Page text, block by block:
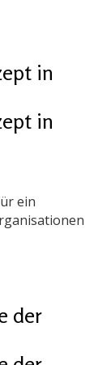
in
in
ein
der